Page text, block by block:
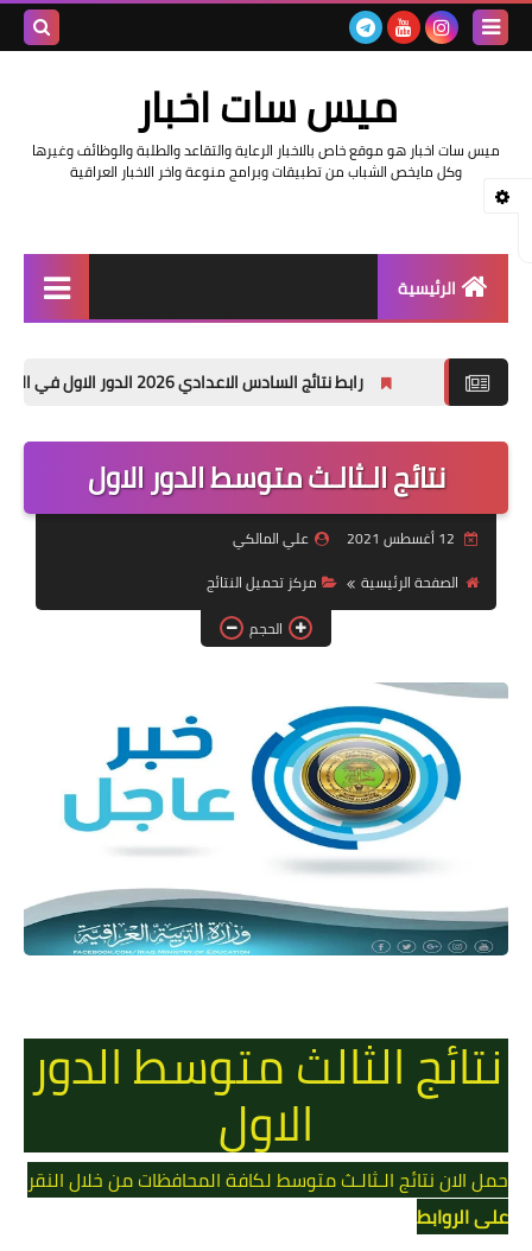
ميس سات اخبار
ميس سات اخبار هو موقع خاص بالاخبار الرعاية والتقاعد والطلبة والوظائف وغيرها
وكل مايخص الشباب من تطبيقات وبرامج منوعة واخر الاخبار العراقية
الرئيسية
اخبار وزارة التربية والتعليم
اخبار وزارة العمل وهيئة
التقاعد
قسم التطبيقات
قطع الاراضي
رابط نتائج السادس الاعدادي 2026 الدور الاول في العراق | موقع نتائجنا
نتائج الـثالـث متوسط الدور الاول
علي المالكي
الصفحة الرئيسية
مركز تحميل النتائج
الحجم
نتائج الثالث متوسط الدور
الاول
حمل الان نتائج الـثالـث متوسط لكافة المحافظات من خلال النقر
على الروابط